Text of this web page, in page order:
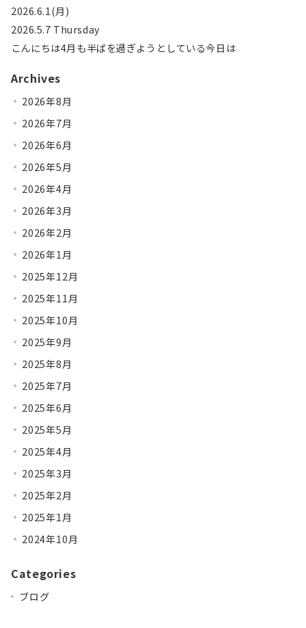
2026.6.1(月)
2026.5.7 Thursday
こんにちは4月も半ばを過ぎようとしている今日は
Archives
2026年8月
2026年7月
2026年6月
2026年5月
2026年4月
2026年3月
2026年2月
2026年1月
2025年12月
2025年11月
2025年10月
2025年9月
2025年8月
2025年7月
2025年6月
2025年5月
2025年4月
2025年3月
2025年2月
2025年1月
2024年10月
Categories
ブログ